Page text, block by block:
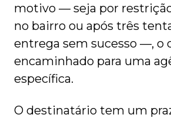
motivo — seja por
no bairro ou após três
entrega sem sucesso —, o
encaminhado para uma
específica.
O destinatário tem um